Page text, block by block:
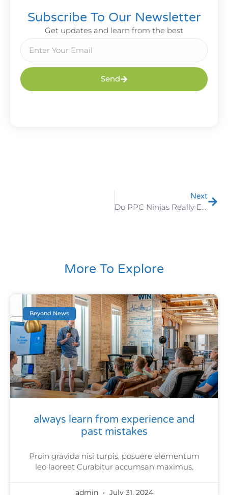
Subscribe To Our Newsletter
Get updates and learn from the best
Send
Next
More To Explore
Beyond News
always learn from experience and
past mistakes
Proin gravida nisi turpis, posuere elementum
leo laoreet Curabitur accumsan maximus.
admin July 31, 2024